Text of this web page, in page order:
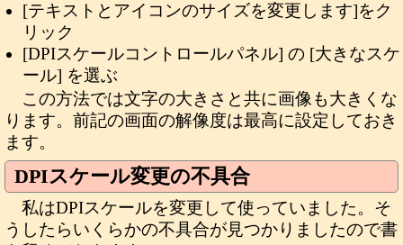
[テキストとアイコンのサイズを変更します]をク
リック
[DPIスケールコントロールパネル] の [大きなスケ
ール] を選ぶ
この方法では文字の大きさと共に画像も大きくな
ります。前記の画面の解像度は最高に設定しておき
ます。
DPIスケール変更の不具合
私はDPIスケールを変更して使っていました。そ
うしたらいくらかの不具合が見つかりましたので書